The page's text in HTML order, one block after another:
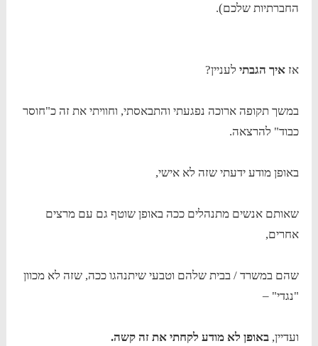
החברתיות שלכם).
אזאיך הגבתי לעניין?
במשך תקופה ארוכה נפגעתי והתבאסתי, וחוויתי את זה כ"חוסר
כבוד" להרצאה.
באופן מודע ידעתי שזה לא אישי,
שאותם אנשים מתנהלים ככה באופן שוטף גם עם מרצים
אחרים,
שהם במשרד / בבית שלהם וטבעי שיתנהגו ככה, שזה לא מכוון
"נגדי" –
ועדיין,באופן לא מודע לקחתי את זה קשה.